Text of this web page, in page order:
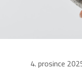
4. prosince